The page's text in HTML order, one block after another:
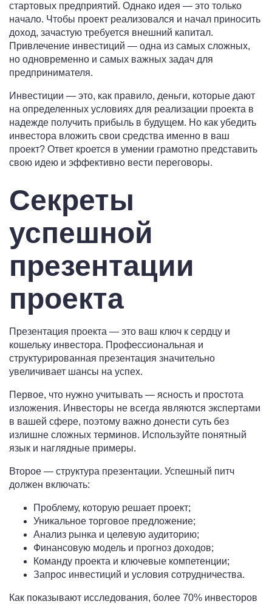
стартовых предприятий. Однако идея — это только
начало. Чтобы проект реализовался и начал приносить
доход, зачастую требуется внешний капитал.
Привлечение инвестиций — одна из самых сложных,
но одновременно и самых важных задач для
предпринимателя.
Инвестиции — это, как правило, деньги, которые дают
на определенных условиях для реализации проекта в
надежде получить прибыль в будущем. Но как убедить
инвестора вложить свои средства именно в ваш
проект? Ответ кроется в умении грамотно представить
свою идею и эффективно вести переговоры.
Секреты
успешной
презентации
проекта
Презентация проекта — это ваш ключ к сердцу и
кошельку инвестора. Профессиональная и
структурированная презентация значительно
увеличивает шансы на успех.
Первое, что нужно учитывать — ясность и простота
изложения. Инвесторы не всегда являются экспертами
в вашей сфере, поэтому важно донести суть без
излишне сложных терминов. Используйте понятный
язык и наглядные примеры.
Второе — структура презентации. Успешный питч
должен включать:
Проблему, которую решает проект;
Уникальное торговое предложение;
Анализ рынка и целевую аудиторию;
Финансовую модель и прогноз доходов;
Команду проекта и ключевые компетенции;
Запрос инвестиций и условия сотрудничества.
Как показывают исследования, более 70% инвесторов